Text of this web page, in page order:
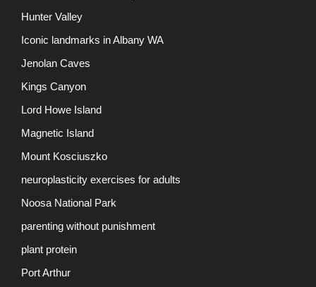
Hunter Valley
Iconic landmarks in Albany WA
Jenolan Caves
Kings Canyon
Lord Howe Island
Magnetic Island
Mount Kosciuszko
neuroplasticity exercises for adults
Noosa National Park
parenting without punishment
plant protein
Port Arthur